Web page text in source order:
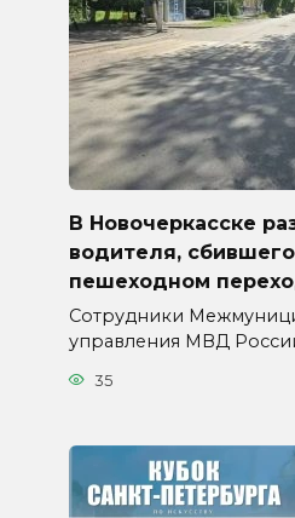
В Новочеркасске
водителя,
пешеходном
Сотрудники
управления МВД
35